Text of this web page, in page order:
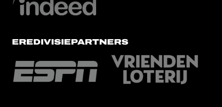
EREDIVISIEPARTNERS